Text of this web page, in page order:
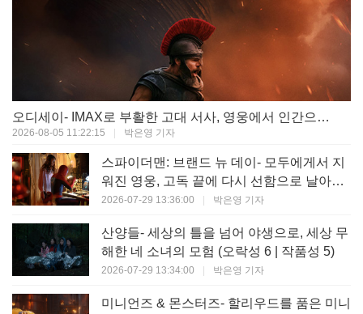
오디세이- IMAX로 부활한 고대 서사, 영웅에서 인간으로의 귀환 (오락성 9 | 작품성 9)
2026-08-05 11:22:15 박은영 기자
스파이더맨: 브랜드 뉴 데이- 모두에게서 지
워진 영웅, 고독 끝에 다시 선함으로 날아오
르다 (오락성 8 | 작품성 8)
2026-07-29 13:36:00 박은영 기자
산양들- 세상의 틀을 넘어 야생으로, 세상 무
해한 네 소녀의 모험 (오락성 6 | 작품성 5)
2026-07-29 13:34:00 박은영 기자
미니언즈 & 몬스터즈- 할리우드를 품은 미니